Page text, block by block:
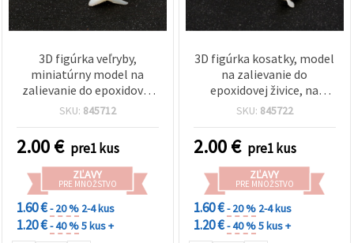
3D figúrka veľryby,
miniatúrny model na
zalievanie do epoxidovej
živice, na výrobu šperkov,
32×19×15 mm
SKU: 845712
2.00€ pre1 kus
ZĽAVY
PRE MNOŽSTVO
1.60 €- 20 % 2-4 kus
1.20 €- 40 %5 kus +
3D figúrka kosatky, model
na zalievanie do
epoxidovej živice, na
výrobu šperkov, kľúčeniek
SKU: 845722
2.00€ pre1 kus
ZĽAVY
PRE MNOŽSTVO
1.60 €- 20 % 2-4 kus
1.20 €- 40 %5 kus +